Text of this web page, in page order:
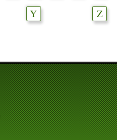
Y Z